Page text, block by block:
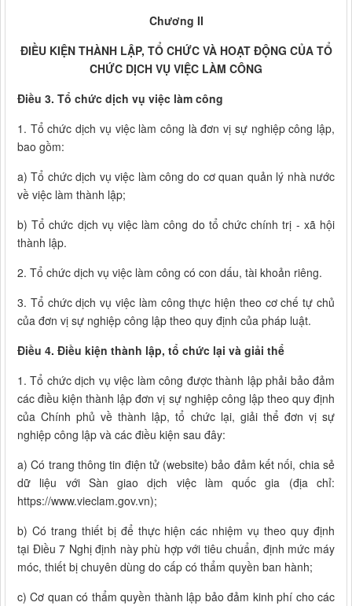
Chương II
ĐIỀU KIỆN THÀNH LẬP, TỔ CHỨC VÀ HOẠT ĐỘNG CỦA TỔ
CHỨC DỊCH VỤ VIỆC LÀM CÔNG
Điều 3. Tổ chức dịch vụ việc làm công
1. Tổ chức dịch vụ việc làm công là đơn vị sự nghiệp công lập,
bao gồm:
a) Tổ chức dịch vụ việc làm công do cơ quan quản lý nhà nước
về việc làm thành lập;
b) Tổ chức dịch vụ việc làm công do tổ chức chính trị - xã hội
thành lập.
2. Tổ chức dịch vụ việc làm công có con dấu, tài khoản riêng.
3. Tổ chức dịch vụ việc làm công thực hiện theo cơ chế tự chủ
của đơn vị sự nghiệp công lập theo quy định của pháp luật.
Điều 4. Điều kiện thành lập, tổ chức lại và giải thể
1. Tổ chức dịch vụ việc làm công được thành lập phải bảo đảm
các điều kiện thành lập đơn vị sự nghiệp công lập theo quy định
của Chính phủ về thành lập, tổ chức lại, giải thể đơn vị sự
nghiệp công lập và các điều kiện sau đây:
a) Có trang thông tin điện tử (website) bảo đảm kết nối, chia sẻ
dữ liệu với Sàn giao dịch việc làm quốc gia (địa chỉ:
https://www.vieclam.gov.vn);
b) Có trang thiết bị để thực hiện các nhiệm vụ theo quy định
tại Điều 7 Nghị định này phù hợp với tiêu chuẩn, định mức máy
móc, thiết bị chuyên dùng do cấp có thẩm quyền ban hành;
c) Cơ quan có thẩm quyền thành lập bảo đảm kinh phí cho các